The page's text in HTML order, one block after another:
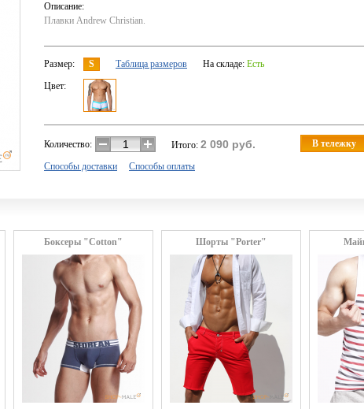
Описание:
Плавки Andrew Christian.
Размер: S Таблица размеров На складе: Есть
Цвет:
Количество: Итого: 2 090 руб. В тележку
Способы доставки Способы оплаты
Боксеры "Cotton" Шорты "Porter"